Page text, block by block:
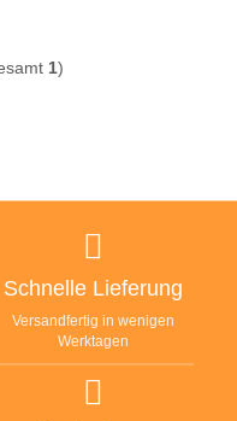
1)
Schnelle Lieferung
Versandfertig in wenigen
Werktagen